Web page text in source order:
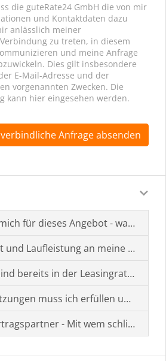
die guteRate24 GmbH die von mir
und Kontaktdaten dazu
anlässlich meiner
zu treten, in diesem
und meine Anfrage
Dies gilt insbesondere
E-Mail-Adresse und der
vorgenannten Zwecken. Die
kann hier eingesehen werden.
Anfrage absenden
für dieses Angebot - was muss
und Laufleistung an meine
bereits in der Leasingrate
muss ich erfüllen um einen
- Mit wem schließe ich